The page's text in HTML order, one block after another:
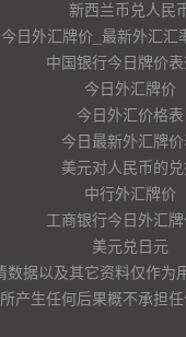
新西兰币兑人民
日外汇牌价_最新外汇汇
中国银行今日牌价
今日外汇牌价
今日外汇价格表
今日最新外汇牌
美元对人民币的
中行外汇牌价
工商银行今日外汇
美元兑日元
据以及其它资料仅作为
产生任何后果概不承担